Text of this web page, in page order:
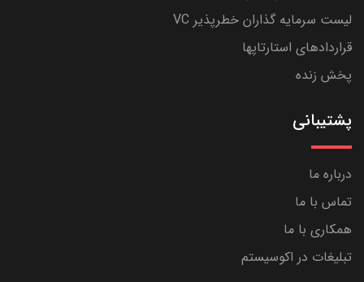
لیست سرمایه گذاران خطرپذیر VC
قراردادهای استارتاپها
پخش زنده
پشتیبانی
درباره ما
تماس با ما
همکاری با ما
تبلیغات در اکوسیستم